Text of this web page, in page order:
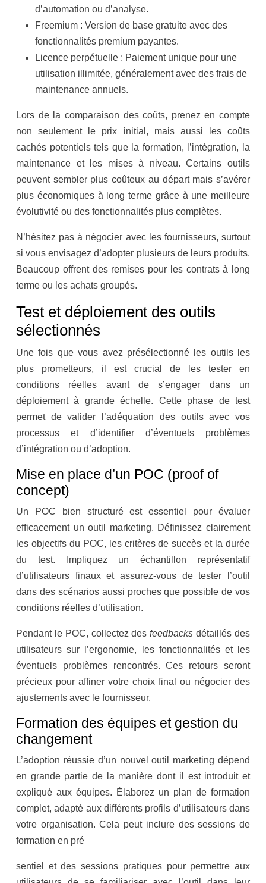
d’automation ou d’analyse.
Freemium : Version de base gratuite avec des
fonctionnalités premium payantes.
Licence perpétuelle : Paiement unique pour une
utilisation illimitée, généralement avec des frais de
maintenance annuels.
Lors de la comparaison des coûts, prenez en compte
non seulement le prix initial, mais aussi les coûts
cachés potentiels tels que la formation, l’intégration, la
maintenance et les mises à niveau. Certains outils
peuvent sembler plus coûteux au départ mais s’avérer
plus économiques à long terme grâce à une meilleure
évolutivité ou des fonctionnalités plus complètes.
N’hésitez pas à négocier avec les fournisseurs, surtout
si vous envisagez d’adopter plusieurs de leurs produits.
Beaucoup offrent des remises pour les contrats à long
terme ou les achats groupés.
Test et déploiement des outils
sélectionnés
Une fois que vous avez présélectionné les outils les
plus prometteurs, il est crucial de les tester en
conditions réelles avant de s’engager dans un
déploiement à grande échelle. Cette phase de test
permet de valider l’adéquation des outils avec vos
processus et d’identifier d’éventuels problèmes
d’intégration ou d’adoption.
Mise en place d’un POC (proof of
concept)
Un POC bien structuré est essentiel pour évaluer
efficacement un outil marketing. Définissez clairement
les objectifs du POC, les critères de succès et la durée
du test. Impliquez un échantillon représentatif
d’utilisateurs finaux et assurez-vous de tester l’outil
dans des scénarios aussi proches que possible de vos
conditions réelles d’utilisation.
Pendant le POC, collectez desfeedbacksdétaillés des
utilisateurs sur l’ergonomie, les fonctionnalités et les
éventuels problèmes rencontrés. Ces retours seront
précieux pour affiner votre choix final ou négocier des
ajustements avec le fournisseur.
Formation des équipes et gestion du
changement
L’adoption réussie d’un nouvel outil marketing dépend
en grande partie de la manière dont il est introduit et
expliqué aux équipes. Élaborez un plan de formation
complet, adapté aux différents profils d’utilisateurs dans
votre organisation. Cela peut inclure des sessions de
formation en pré
sentiel et des sessions pratiques pour permettre aux